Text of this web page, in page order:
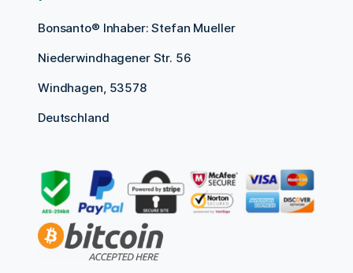
Bonsanto® Inhaber: Stefan Mueller
Niederwindhagener Str. 56
Windhagen, 53578
Deutschland